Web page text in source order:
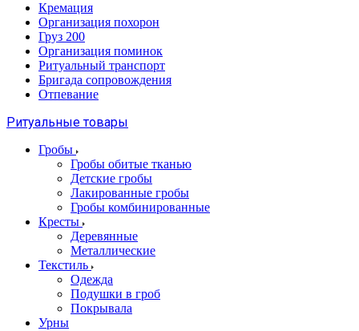
Кремация
Организация похорон
Груз 200
Организация поминок
Ритуальный транспорт
Бригада сопровождения
Отпевание
Ритуальные товары
Гробы
Гробы обитые тканью
Детские гробы
Лакированные гробы
Гробы комбинированные
Кресты
Деревянные
Металлические
Текстиль
Одежда
Подушки в гроб
Покрывала
Урны